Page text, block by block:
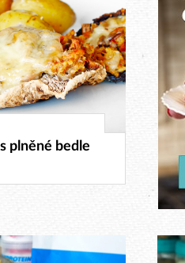
28. 10. 2017
plněné bedle